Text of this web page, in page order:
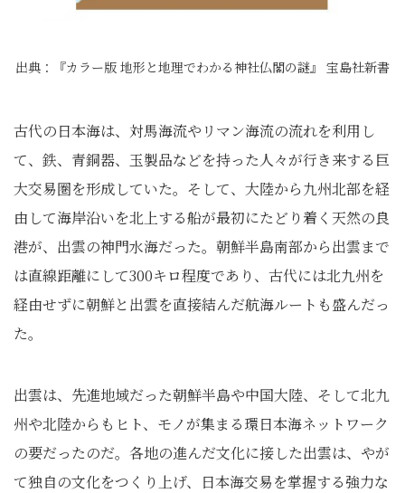
出典：『カラー版 地形と地理でわかる神社仏閣の謎』 宝島社新書
古代の日本海は、対馬海流やリマン海流の流れを利用し
て、鉄、青銅器、玉製品などを持った人々が行き来する巨
大交易圏を形成していた。そして、大陸から九州北部を経
由して海岸沿いを北上する船が最初にたどり着く天然の良
港が、出雲の神門水海だった。朝鮮半島南部から出雲まで
は直線距離にして300キロ程度であり、古代には北九州を
経由せずに朝鮮と出雲を直接結んだ航海ルートも盛んだっ
た。
出雲は、先進地域だった朝鮮半島や中国大陸、そして北九
州や北陸からもヒト、モノが集まる環日本海ネットワーク
の要だったのだ。各地の進んだ文化に接した出雲は、やが
て独自の文化をつくり上げ、日本海交易を掌握する強力な